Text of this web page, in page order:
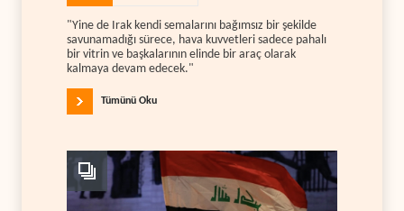
"Yine de Irak kendi semalarını bağımsız bir şekilde
savunamadığı sürece, hava kuvvetleri sadece pahalı
bir vitrin ve başkalarının elinde bir araç olarak
kalmaya devam edecek."
Tümünü Oku